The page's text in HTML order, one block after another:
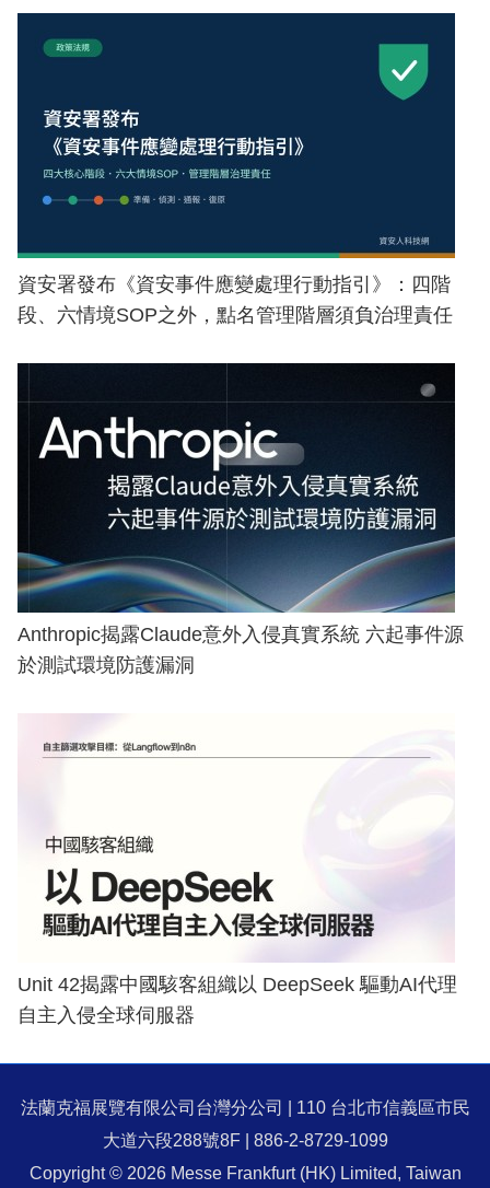
資安署發布《資安事件應變處理行動指引》：四階
段、六情境SOP之外，點名管理階層須負治理責任
Anthropic揭露Claude意外入侵真實系統 六起事件源
於測試環境防護漏洞
Unit 42揭露中國駭客組織以 DeepSeek 驅動AI代理
自主入侵全球伺服器
法蘭克福展覽有限公司台灣分公司 | 110 台北市信義區市民
大道六段288號8F | 886-2-8729-1099
Copyright © 2026 Messe Frankfurt (HK) Limited, Taiwan